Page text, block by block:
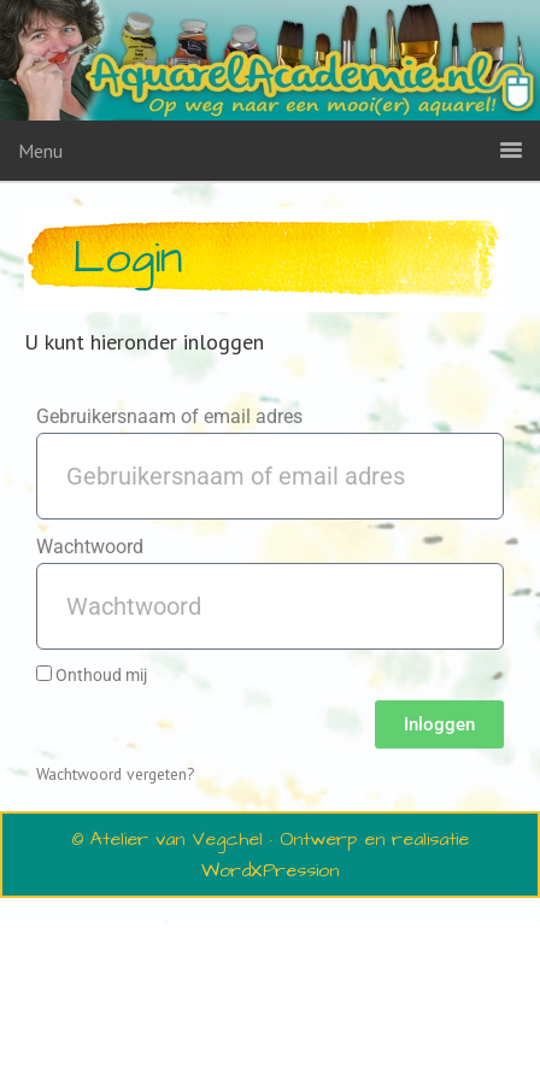
Menu
Login
U kunt hieronder inloggen
Gebruikersnaam of email adres
Wachtwoord
Onthoud mij
Inloggen
Wachtwoord vergeten?
© Atelier van Vegchel · Ontwerp en realisatie
WordXPression